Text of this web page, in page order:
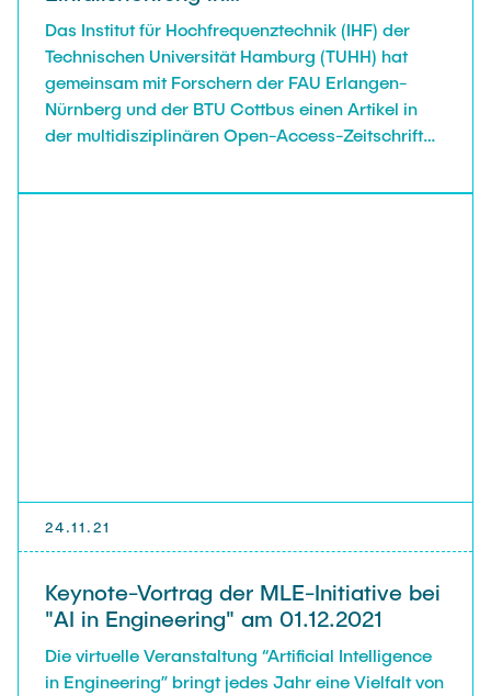
Automobilradarsystemen veröffentlicht
Das Institut für Hochfrequenztechnik (IHF) der
Technischen Universität Hamburg (TUHH) hat
gemeinsam mit Forschern der FAU Erlangen-
Nürnberg und der BTU Cottbus einen Artikel in
der multidisziplinären Open-Access-Zeitschrift
Einsatzmöglichkeiten von maschinellem Lernen
24.11.21
Keynote-Vortrag der MLE-Initiative bei
"AI in Engineering" am 01.12.2021
Die virtuelle Veranstaltung “Artificial Intelligence
in Engineering” bringt jedes Jahr eine Vielfalt von